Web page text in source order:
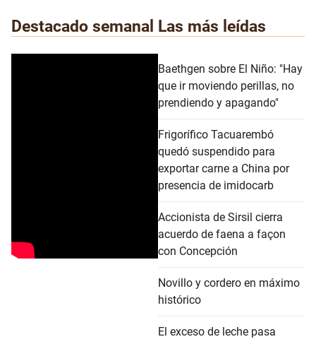
Destacado semanal Las más leídas
Baethgen sobre El Niño: "Hay
que ir moviendo perillas, no
prendiendo y apagando"
Frigorífico Tacuarembó
quedó suspendido para
exportar carne a China por
presencia de imidocarb
Accionista de Sirsil cierra
acuerdo de faena a façon
con Concepción
Novillo y cordero en máximo
histórico
El exceso de leche pasa